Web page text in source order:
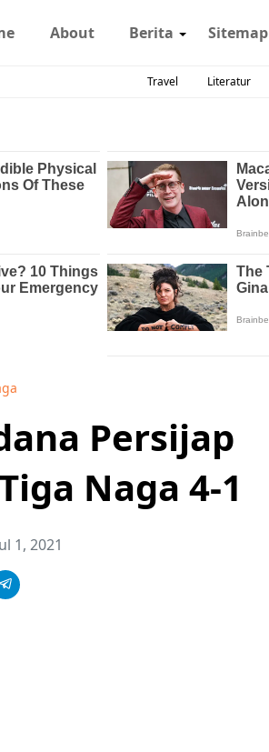
About Berita Sitemap
Travel Literatur
Persijap
Naga 4-1
1, 2021